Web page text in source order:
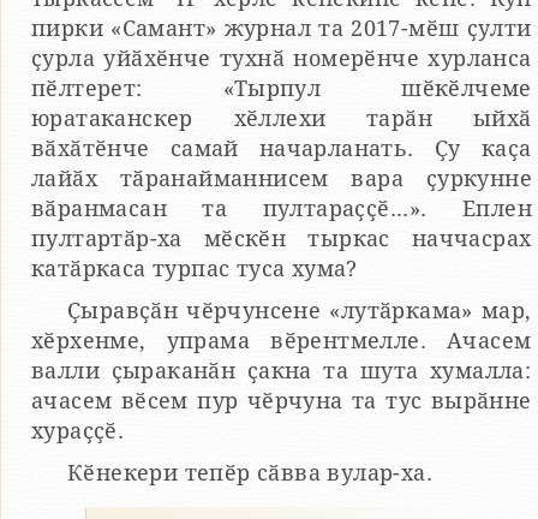
пирки «Самант» журнал та 2017-мӗш ҫулти
ҫурла уйӑхӗнче тухнӑ номерӗнче хурланса
пӗлтерет: «Тырпул шӗкӗлчеме
юратаканскер хӗллехи тарӑн ыйхӑ
вӑхӑтӗнче самай начарланать. Ҫу каҫа
лайӑх тӑранайманнисем вара ҫуркунне
вӑранмасан та пултараҫҫӗ...». Еплен
пултартӑр-ха мӗскӗн тыркас наччасрах
катӑркаса турпас туса хума?
Ҫыравҫӑн чӗрчунсене «лутӑркама» мар,
хӗрхенме, упрама вӗрентмелле. Ачасем
валли ҫыраканӑн ҫакна та шута хумалла:
ачасем вӗсем пур чӗрчуна та тус вырӑнне
хураҫҫӗ.
Кӗнекери тепӗр сӑвва вулар-ха.